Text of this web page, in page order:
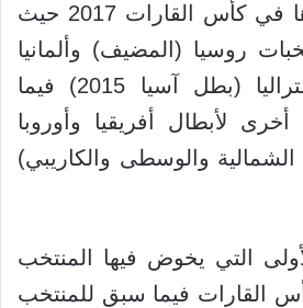
التي ضمنت مقعدها في كأس القارات 2017 حيث
روسيا (المضيف) وألمانيا
(بطل العالم) وأستراليا (بطل آسيا 2015) فيما
لأبطال أفريقيا وأوروبا
الشمالية والوسطى والكاريبي)
التي يخوض فيها المنتخب
القارات فيما سبق للمنتخب